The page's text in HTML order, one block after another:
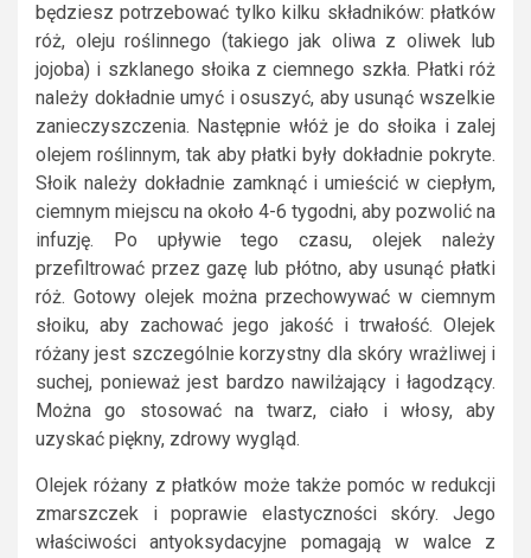
będziesz potrzebować tylko kilku składników: płatków
róż, oleju roślinnego (takiego jak oliwa z oliwek lub
jojoba) i szklanego słoika z ciemnego szkła. Płatki róż
należy dokładnie umyć i osuszyć, aby usunąć wszelkie
zanieczyszczenia. Następnie włóż je do słoika i zalej
olejem roślinnym, tak aby płatki były dokładnie pokryte.
Słoik należy dokładnie zamknąć i umieścić w ciepłym,
ciemnym miejscu na około 4-6 tygodni, aby pozwolić na
infuzję. Po upływie tego czasu, olejek należy
przefiltrować przez gazę lub płótno, aby usunąć płatki
róż. Gotowy olejek można przechowywać w ciemnym
słoiku, aby zachować jego jakość i trwałość. Olejek
różany jest szczególnie korzystny dla skóry wrażliwej i
suchej, ponieważ jest bardzo nawilżający i łagodzący.
Można go stosować na twarz, ciało i włosy, aby
uzyskać piękny, zdrowy wygląd.
Olejek różany z płatków może także pomóc w redukcji
zmarszczek i poprawie elastyczności skóry. Jego
właściwości antyoksydacyjne pomagają w walce z